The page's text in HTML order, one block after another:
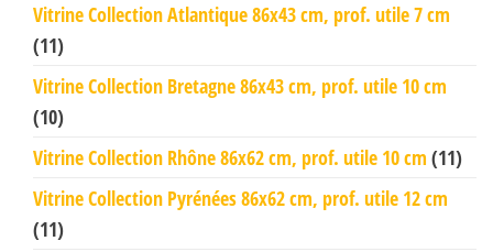
Vitrine Collection Atlantique 86x43 cm, prof. utile 7 cm
(11)
Vitrine Collection Bretagne 86x43 cm, prof. utile 10 cm
(10)
Vitrine Collection Rhône 86x62 cm, prof. utile 10 cm (11)
Vitrine Collection Pyrénées 86x62 cm, prof. utile 12 cm
(11)